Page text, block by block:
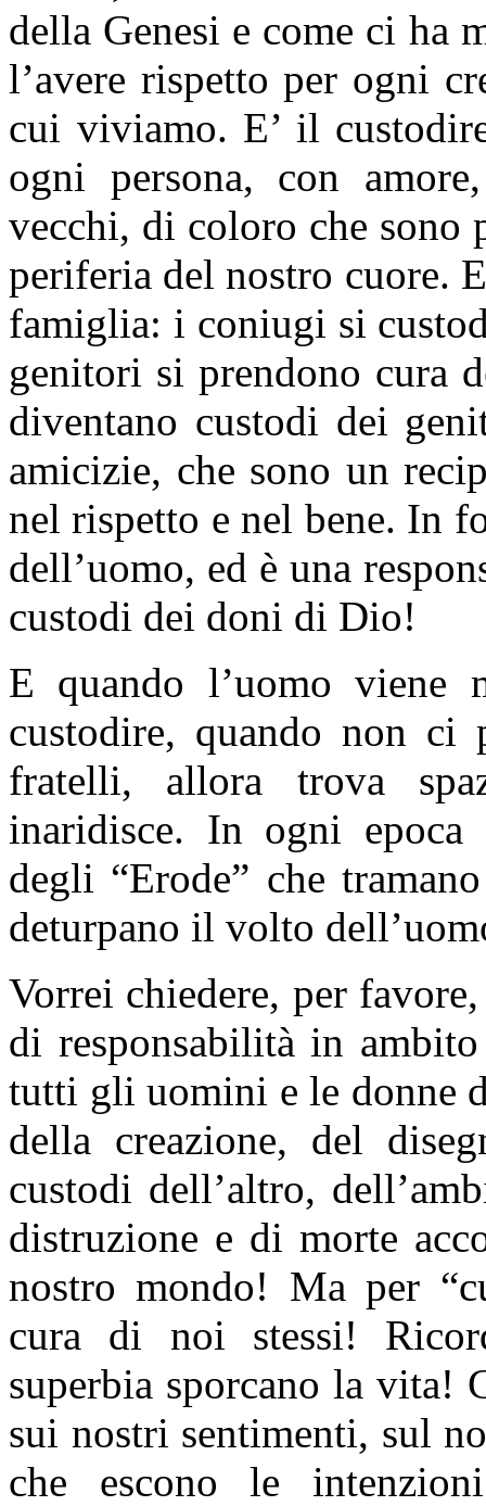
della Genesi e come ci ha
l’avere rispetto per ogni
cui viviamo. E’ il
ogni persona, con
vecchi, di coloro che sono
periferia del nostro cuore.
famiglia: i coniugi si
genitori si prendono cura
diventano custodi dei
amicizie, che sono un
nel rispetto e nel bene. In
dell’uomo, ed è una
custodi dei doni di Dio!
E quando l’uomo viene
custodire, quando non ci
fratelli, allora trova
inaridisce. In ogni
degli “Erode” che
deturpano il volto
Vorrei chiedere, per
di responsabilità in
tutti gli uomini e le donne
della creazione, del
custodi dell’altro,
distruzione e di morte
nostro mondo! Ma per
cura di noi stessi!
superbia sporcano la vita!
sui nostri sentimenti, sul
che escono le